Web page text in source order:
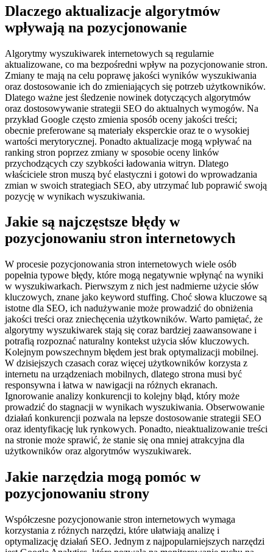
Dlaczego aktualizacje algorytmów
wpływają na pozycjonowanie
Algorytmy wyszukiwarek internetowych są regularnie
aktualizowane, co ma bezpośredni wpływ na pozycjonowanie stron.
Zmiany te mają na celu poprawę jakości wyników wyszukiwania
oraz dostosowanie ich do zmieniających się potrzeb użytkowników.
Dlatego ważne jest śledzenie nowinek dotyczących algorytmów
oraz dostosowywanie strategii SEO do aktualnych wymogów. Na
przykład Google często zmienia sposób oceny jakości treści;
obecnie preferowane są materiały eksperckie oraz te o wysokiej
wartości merytorycznej. Ponadto aktualizacje mogą wpływać na
ranking stron poprzez zmiany w sposobie oceny linków
przychodzących czy szybkości ładowania witryn. Dlatego
właściciele stron muszą być elastyczni i gotowi do wprowadzania
zmian w swoich strategiach SEO, aby utrzymać lub poprawić swoją
pozycję w wynikach wyszukiwania.
Jakie są najczęstsze błędy w
pozycjonowaniu stron internetowych
W procesie pozycjonowania stron internetowych wiele osób
popełnia typowe błędy, które mogą negatywnie wpłynąć na wyniki
w wyszukiwarkach. Pierwszym z nich jest nadmierne użycie słów
kluczowych, znane jako keyword stuffing. Choć słowa kluczowe są
istotne dla SEO, ich nadużywanie może prowadzić do obniżenia
jakości treści oraz zniechęcenia użytkowników. Warto pamiętać, że
algorytmy wyszukiwarek stają się coraz bardziej zaawansowane i
potrafią rozpoznać naturalny kontekst użycia słów kluczowych.
Kolejnym powszechnym błędem jest brak optymalizacji mobilnej.
W dzisiejszych czasach coraz więcej użytkowników korzysta z
internetu na urządzeniach mobilnych, dlatego strona musi być
responsywna i łatwa w nawigacji na różnych ekranach.
Ignorowanie analizy konkurencji to kolejny błąd, który może
prowadzić do stagnacji w wynikach wyszukiwania. Obserwowanie
działań konkurencji pozwala na lepsze dostosowanie strategii SEO
oraz identyfikację luk rynkowych. Ponadto, nieaktualizowanie treści
na stronie może sprawić, że stanie się ona mniej atrakcyjna dla
użytkowników oraz algorytmów wyszukiwarek.
Jakie narzędzia mogą pomóc w
pozycjonowaniu strony
Współczesne pozycjonowanie stron internetowych wymaga
korzystania z różnych narzędzi, które ułatwiają analizę i
optymalizację działań SEO. Jednym z najpopularniejszych narzędzi